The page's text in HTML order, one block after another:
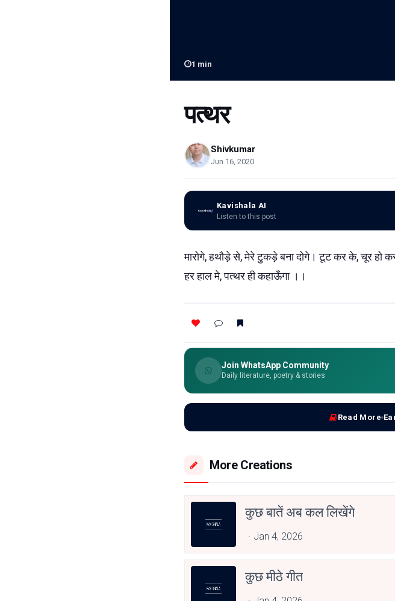
1 min
पत्थर
Shivkumar
Jun 16, 2020
Kavishala AI
Listen to this post
मारोगे, हथौड़े से, मेरे टुकड़े बना दोगे। टूट कर के, चूर हो
हर हाल मे, पत्थर ही कहाऊँगा ।।
Join WhatsApp Community
Daily literature, poetry & stories
Read More
More Creations
कुछ बातें अब कल लिखेंगे
Jan 4, 2026
कुछ मीठे गीत